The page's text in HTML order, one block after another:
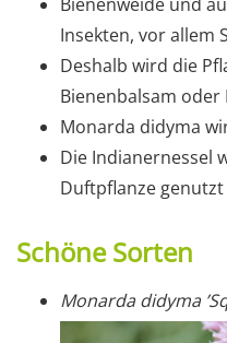
Insekten, vor allem
Deshalb wird die
Bienenbalsam
Monarda didyma
Die Indianernessel
Duftpflanze genutzt
Schöne Sorten
Monarda didyma